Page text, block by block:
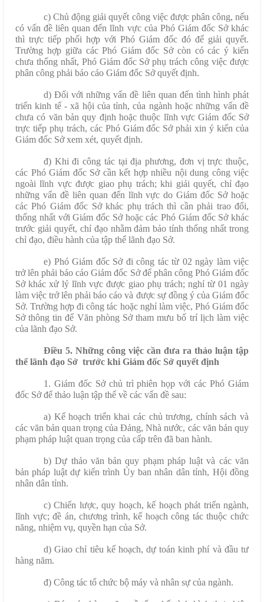
c) Chủ động giải quyết công việc được phân công, nếu
có vấn đề liên quan đến lĩnh vực của Phó Giám đốc Sở khác
thì trực tiếp phối hợp với Phó Giám đốc đó để giải quyết.
Trường hợp giữa các Phó Giám đốc Sở còn có các ý kiến
chưa thống nhất, Phó Giám đốc Sở phụ trách công việc được
phân công phải báo cáo Giám đốc Sở quyết định.
d) Đối với những vấn đề liên quan đến tình hình phát
triển kinh tế - xã hội của tỉnh, của ngành hoặc những vấn đề
chưa có văn bản quy định hoặc thuộc lĩnh vực Giám đốc Sở
trực tiếp phụ trách, các Phó Giám đốc Sở phải xin ý kiến của
Giám đốc Sở xem xét, quyết định.
đ) Khi đi công tác tại địa phương, đơn vị trực thuộc,
các Phó Giám đốc Sở cần kết hợp nhiều nội dung công việc
ngoài lĩnh vực được giao phụ trách; khi giải quyết, chỉ đạo
những vấn đề liên quan đến lĩnh vực do Giám đốc Sở hoặc
các Phó Giám đốc Sở khác phụ trách thì cần phải trao đổi,
thống nhất với Giám đốc Sở hoặc các Phó Giám đốc Sở khác
trước giải quyết, chỉ đạo nhằm đảm bảo tính thống nhất trong
chỉ đạo, điều hành của tập thể lãnh đạo Sở.
e) Phó Giám đốc Sở đi công tác từ 02 ngày làm việc
trở lên phải báo cáo Giám đốc Sở để phân công Phó Giám đốc
Sở khác xử lý lĩnh vực được giao phụ trách; nghỉ từ 01 ngày
làm việc trở lên phải báo cáo và được sự đồng ý của Giám đốc
Sở. Trường hợp đi công tác hoặc nghỉ làm việc, Phó Giám đốc
Sở thông tin để Văn phòng Sở tham mưu bố trí lịch làm việc
của lãnh đạo Sở.
Điều 5. Những công việc cần đưa ra thảo luận tập
thể lãnh đạo Sở trước khi Giám đốc Sở quyết định
1. Giám đốc Sở chủ trì phiên họp với các Phó Giám
đốc Sở để thảo luận tập thể về các vấn đề sau:
a) Kế hoạch triển khai các chủ trương, chính sách và
các văn bản quan trọng của Đảng, Nhà nước, các văn bản quy
phạm pháp luật quan trọng của cấp trên đã ban hành.
b) Dự thảo văn bản quy phạm pháp luật và các văn
bản pháp luật dự kiến trình Ủy ban nhân dân tỉnh, Hội đồng
nhân dân tỉnh.
c) Chiến lược, quy hoạch, kế hoạch phát triển ngành,
lĩnh vực; đề án, chương trình, kế hoạch công tác thuộc chức
năng, nhiệm vụ, quyền hạn của Sở.
d) Giao chỉ tiêu kế hoạch, dự toán kinh phí và đầu tư
hàng năm.
đ) Công tác tổ chức bộ máy và nhân sự của ngành.